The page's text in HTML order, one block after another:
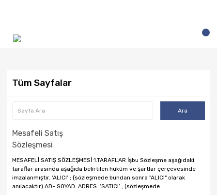
Tüm Sayfalar
Mesafeli Satış
Sözleşmesi
MESAFELİ SATIŞ SÖZLEŞMESİ 1.TARAFLAR İşbu Sözleşme aşağıdaki
taraflar arasında aşağıda belirtilen hüküm ve şartlar çerçevesinde
imzalanmıştır. ‘ALICI’ ; (sözleşmede bundan sonra "ALICI" olarak
anılacaktır) AD- SOYAD: ADRES: ‘SATICI’ ; (sözleşmede ...